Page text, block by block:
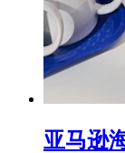
亚马逊